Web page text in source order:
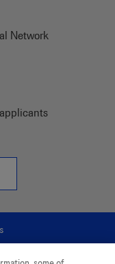
Network